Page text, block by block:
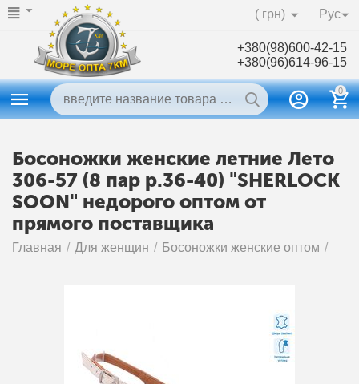
Рус
( грн)
+380(98)600-42-15
+380(96)614-96-15
0
Босоножки женские летние Лето
306-57 (8 пар р.36-40) "SHERLOCK
SOON" недорого оптом от
прямого поставщика
Главная / Для женщин / Босоножки женские оптом /